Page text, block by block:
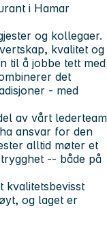
i Hamar
og kollegaer.
kvalitet og
til å jobbe tett med
det
- med
av vårt lederteam
ansvar for den
alltid møter et
-- både på
kvalitetsbevisst
og laget er